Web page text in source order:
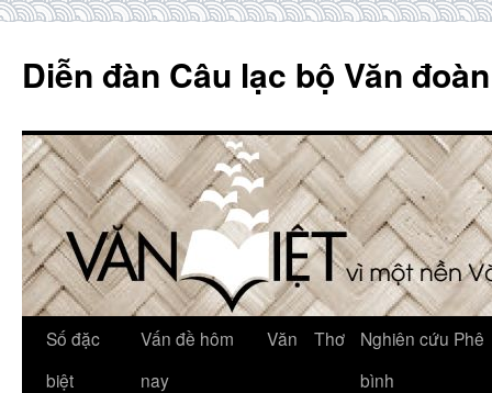
content
Diễn đàn Câu lạc bộ Văn
Số đặc
biệt
Vấn đề hôm
nay
Văn Thơ
Nghiên cứu Phê
bình